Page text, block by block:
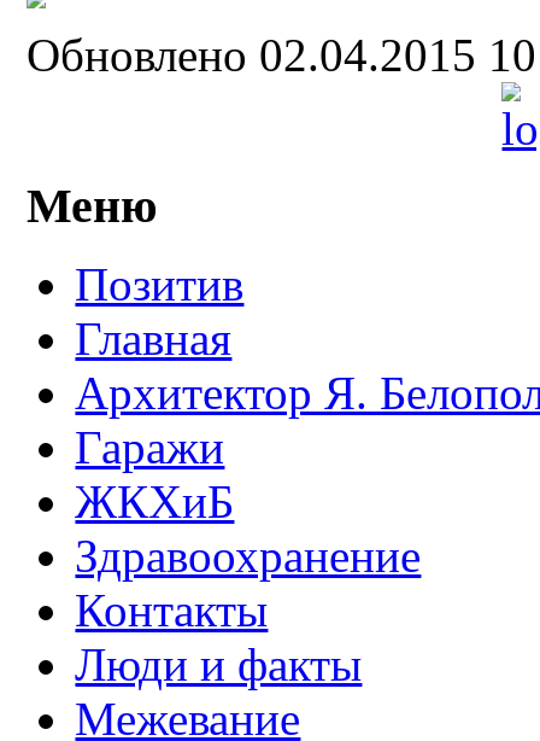
Обновлено 02.04.2015
Меню
Позитив
Главная
Архитектор Я.
Гаражи
ЖКХиБ
Здравоохранение
Контакты
Люди и факты
Межевание